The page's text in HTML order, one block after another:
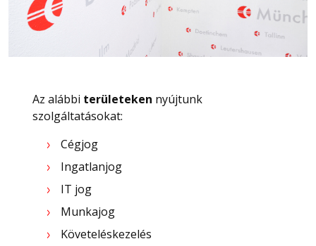
Az alábbi területeken nyújtunk
szolgáltatásokat:
Cégjog
Ingatlanjog
IT jog
Munkajog
Követeléskezelés